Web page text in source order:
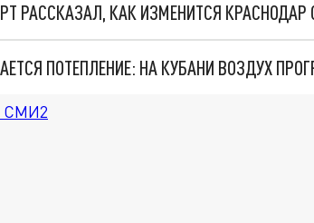
РАССКАЗАЛ, КАК ИЗМЕНИТСЯ
ПОТЕПЛЕНИЕ: НА КУБАНИ ВОЗДУХ
СМИ2